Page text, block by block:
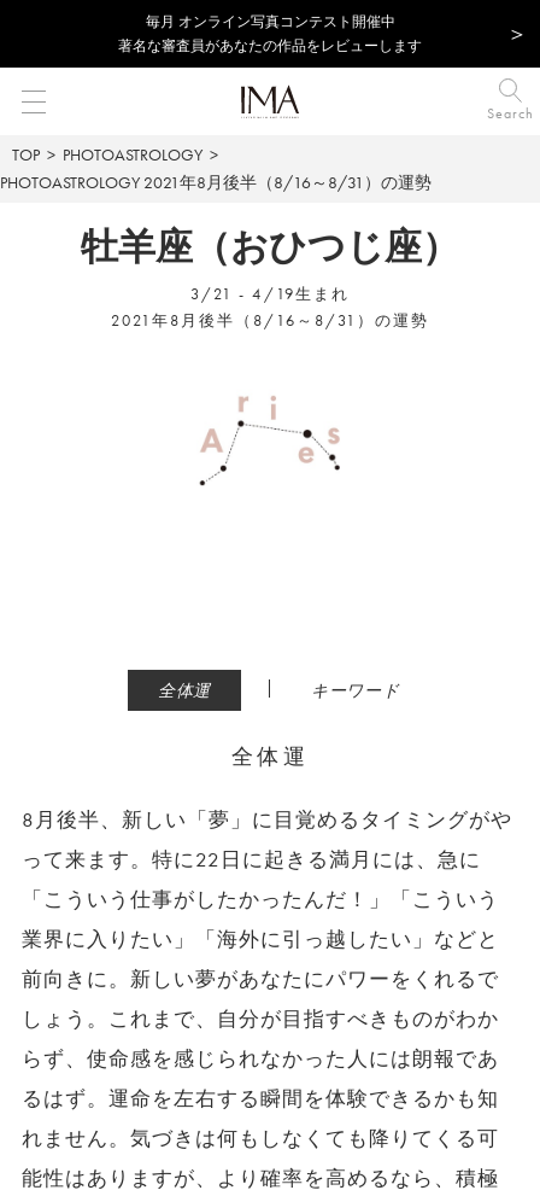
毎⽉ オンライン写真コンテスト開催中
著名な審査員があなたの作品をレビューします
Search
TOP
PHOTOASTROLOGY
PHOTOASTROLOGY 2021年8月後半（8/16～8/31）の運勢
牡羊座（おひつじ座）
3/21 - 4/19生まれ
2021年8月後半（8/16～8/31）の運勢
全体運 | キーワード
全体運
8月後半、新しい「夢」に目覚めるタイミングがや
って来ます。特に22日に起きる満月には、急に
「こういう仕事がしたかったんだ！」「こういう
業界に入りたい」「海外に引っ越したい」などと
前向きに。新しい夢があなたにパワーをくれるで
しょう。これまで、自分が目指すべきものがわか
らず、使命感を感じられなかった人には朗報であ
るはず。運命を左右する瞬間を体験できるかも知
れません。気づきは何もしなくても降りてくる可
能性はありますが、より確率を高めるなら、積極